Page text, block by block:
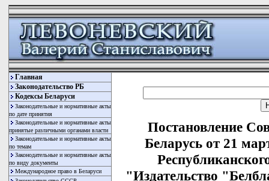
Главная
Законодательство РБ
Кодексы Беларуси
Законодательные и нормативные акты
по дате принятия
Законодательные и нормативные акты
принятые различными органами власти
Законодательные и нормативные акты
по темам
Законодательные и нормативные акты
по виду документы
Международное право в Беларуси
Постановление
Беларусь от 21
"Издательство